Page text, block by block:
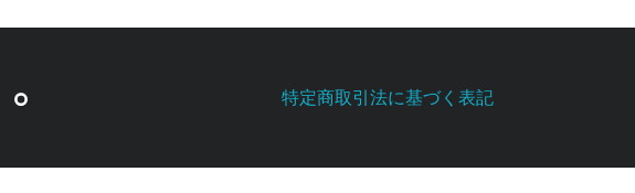
特定商取引法に基づく表記